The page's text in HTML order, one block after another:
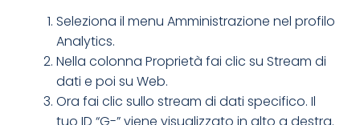
Seleziona il menu Amministrazione nel profilo
Analytics.
Nella colonna Proprietà fai clic su Stream di
dati e poi su Web.
Ora fai clic sullo stream di dati specifico. Il
tuo ID “G-” viene visualizzato in alto a destra.